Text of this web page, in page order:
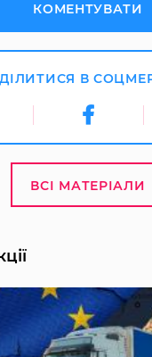
КОМЕНТУВАТИ
В
ВСІ МАТЕРІАЛИ